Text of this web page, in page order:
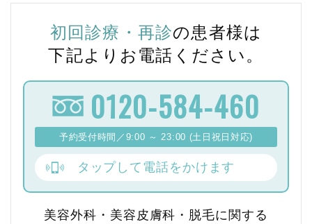
初回診療・再診の患者様は
下記よりお電話ください。
0120-584-460
予約受付時間／9:00 ～ 23:00 (土日祝日対応)
タップして電話をかけます
美容外科・美容皮膚科・脱毛に関する